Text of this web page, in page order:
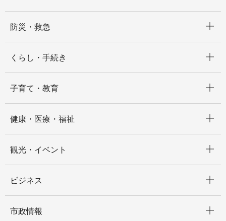
防災・救急
くらし・手続き
子育て・教育
健康・医療・福祉
観光・イベント
ビジネス
市政情報